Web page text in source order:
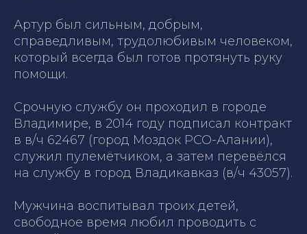
Артур был сильным, добрым,
справедливым, трудолюбивым человеком,
который всегда был готов протянуть руку
помощи.
Срочную службу он проходил в городе
Владимире, в 2014 году подписал контракт
в в/ч 62467 (город Моздок РСО-Алании),
служил пулемётчиком, а затем перевёлся
на службу в город Владикавказ (в/ч 43057).
Мужчина воспитывал троих детей,
свободное время любил проводить с